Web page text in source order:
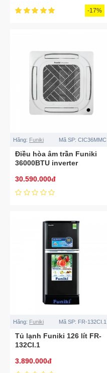
-17%
Hãng: Funiki Mã SP: CIC36MMC
Điều hòa âm trần Funiki
36000BTU inverter
30.590.000đ
Hãng: Funiki Mã SP: FR-132CI.1
Tủ lạnh Funiki 126 lít FR-
132CI.1
3.890.000đ